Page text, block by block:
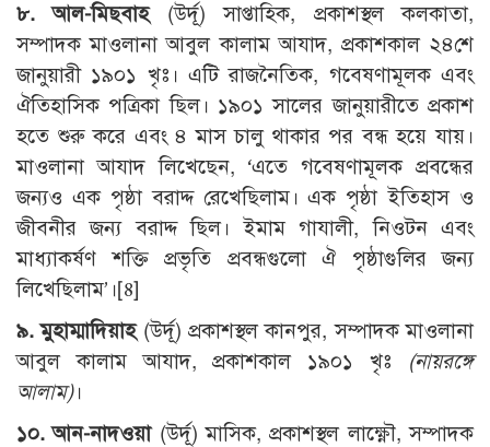
৮. আল-মিছবাহ(উর্দূ) সাপ্তাহিক, প্রকাশস্থল কলকাতা,
সম্পাদক মাওলানা আবুল কালাম আযাদ, প্রকাশকাল ২৪শে
জানুয়ারী ১৯০১ খৃঃ। এটি রাজনৈতিক, গবেষণামূলক এবং
ঐতিহাসিক পত্রিকা ছিল। ১৯০১ সালের জানুয়ারীতে প্রকাশ
হতে শুরু করে এবং ৪ মাস চালু থাকার পর বন্ধ হয়ে যায়।
মাওলানা আযাদ লিখেছেন, ‘এতে গবেষণামূলক প্রবন্ধের
জন্যও এক পৃষ্ঠা বরাদ্দ রেখেছিলাম। এক পৃষ্ঠা ইতিহাস ও
জীবনীর জন্য বরাদ্দ ছিল। ইমাম গাযালী, নিওটন এবং
মাধ্যাকর্ষণ শক্তি প্রভৃতি প্রবন্ধগুলো ঐ পৃষ্ঠাগুলির জন্য
লিখেছিলাম’।[8]
৯. মুহাম্মাদিয়াহ(উর্দূ) প্রকাশস্থল কানপুর, সম্পাদক মাওলানা
আবুল কালাম আযাদ, প্রকাশকাল ১৯০১ খৃঃ (নায়রঙ্গে
আলাম)।
১০. আন-নাদওয়া(উর্দূ) মাসিক, প্রকাশস্থল লাক্ষ্ণৌ, সম্পাদক